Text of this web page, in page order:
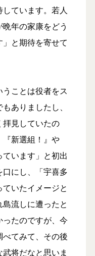
ています。若人
年の家康をどう
と期待を寄せて
ことは役者をス
ありましたし、
見していたの
新選組！』や
ています」と初出
にし、「宇喜多
いたイメージと
流しに遭ったと
たのですが、今
てみて、その後
将だなと思いま